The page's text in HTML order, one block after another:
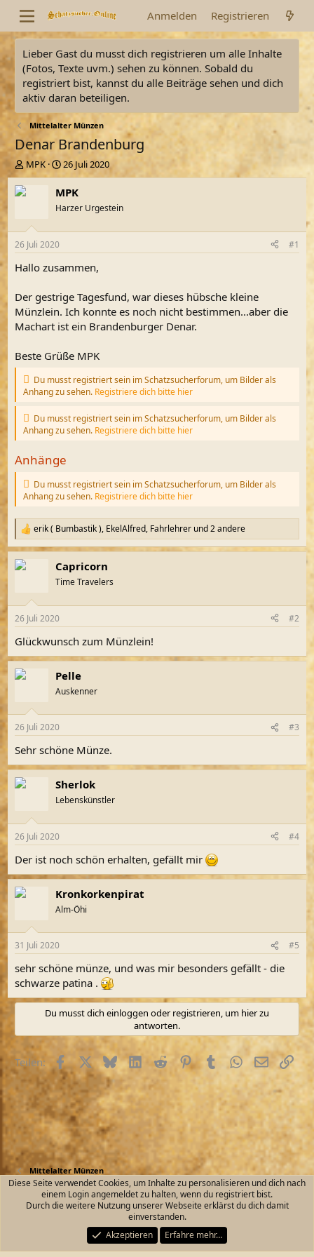
Anmelden Registrieren
Lieber Gast du musst dich registrieren um alle Inhalte
(Fotos, Texte uvm.) sehen zu können. Sobald du
registriert bist, kannst du alle Beiträge sehen und dich
aktiv daran beteiligen.
Mittelalter Münzen
Denar Brandenburg
E
r
s
l
e
r
MPK
E
r
s
e
t
a
26 Juli 2020
MPK
Harzer Urgestein
26 Juli 2020 #1
Hallo zusammen,
Der gestrige Tagesfund, war dieses hübsche kleine
Münzlein. Ich konnte es noch nicht bestimmen...aber die
Machart ist ein Brandenburger Denar.
Beste Grüße MPK
Du musst registriert sein im Schatzsucherforum, um Bilder als
Anhang zu sehen. Registriere dich bitte hier
Du musst registriert sein im Schatzsucherforum, um Bilder als
Anhang zu sehen. Registriere dich bitte hier
Anhänge
Du musst registriert sein im Schatzsucherforum, um Bilder als
Anhang zu sehen. Registriere dich bitte hier
R
e
a
k
e
:
erik ( Bumbastik ), EkelAlfred, Fahrlehrer und 2 andere
Capricorn
Time Travelers
26 Juli 2020 #2
Glückwunsch zum Münzlein!
Pelle
Auskenner
26 Juli 2020 #3
Sehr schöne Münze.
Sherlok
Lebenskünstler
26 Juli 2020 #4
Der ist noch schön erhalten, gefällt mir
Kronkorkenpirat
Alm-Öhi
31 Juli 2020 #5
sehr schöne münze, und was mir besonders gefällt - die
schwarze patina .
Du musst dich einloggen oder registrieren, um hier zu
antworten.
Teilen: FacebookX (Twitter)
BlueskyLinkedInRedditPinterestTumblrWhatsApp
E-MailLink
Mittelalter Münzen
Kontakt Nutzungsbedingungen
Datenschutz
Start
R
S
Community platform by XenForo® © 2010-2026 XenForo Ltd.
Diese Seite verwendet Cookies, um Inhalte zu personalisieren und dich nach
einem Login angemeldet zu halten, wenn du registriert bist.
Durch die weitere Nutzung unserer Webseite erklärst du dich damit
einverstanden.
Akzeptieren
Erfahre mehr…